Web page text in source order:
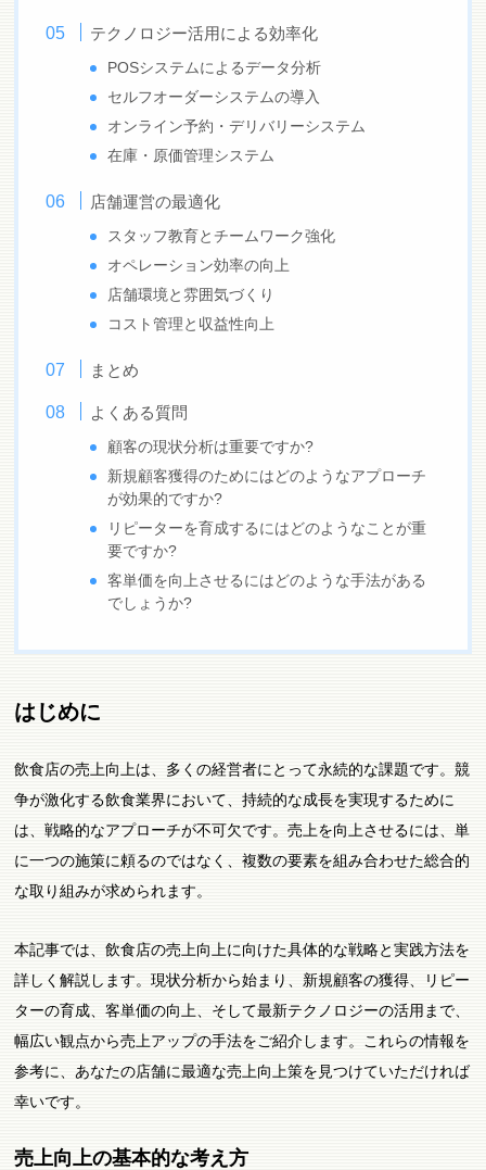
テクノロジー活用による効率化
POSシステムによるデータ分析
セルフオーダーシステムの導入
オンライン予約・デリバリーシステム
在庫・原価管理システム
店舗運営の最適化
スタッフ教育とチームワーク強化
オペレーション効率の向上
店舗環境と雰囲気づくり
コスト管理と収益性向上
まとめ
よくある質問
顧客の現状分析は重要ですか?
新規顧客獲得のためにはどのようなアプローチ
が効果的ですか?
リピーターを育成するにはどのようなことが重
要ですか?
客単価を向上させるにはどのような手法がある
でしょうか?
はじめに
飲食店の売上向上は、多くの経営者にとって永続的な課題です。競
争が激化する飲食業界において、持続的な成長を実現するために
は、戦略的なアプローチが不可欠です。売上を向上させるには、単
に一つの施策に頼るのではなく、複数の要素を組み合わせた総合的
な取り組みが求められます。
本記事では、飲食店の売上向上に向けた具体的な戦略と実践方法を
詳しく解説します。現状分析から始まり、新規顧客の獲得、リピー
ターの育成、客単価の向上、そして最新テクノロジーの活用まで、
幅広い観点から売上アップの手法をご紹介します。これらの情報を
参考に、あなたの店舗に最適な売上向上策を見つけていただければ
幸いです。
売上向上の基本的な考え方